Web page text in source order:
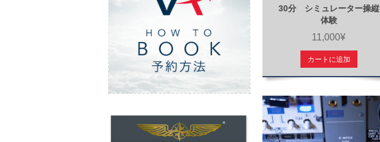
ご予約方法
30分 シミュレーター操縦
体験
11,000¥
カートに追加